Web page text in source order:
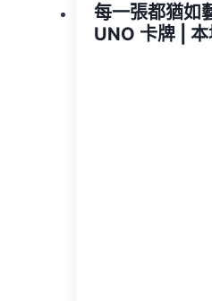
每一張都猶如
UNO 卡牌 |